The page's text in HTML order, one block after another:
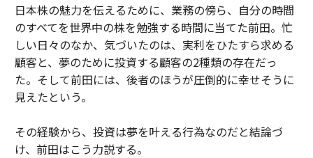
日本株の魅力を伝えるために、業務の傍ら、自分の時間
のすべてを世界中の株を勉強する時間に当てた前田。忙
しい日々のなか、気づいたのは、実利をひたすら求める
顧客と、夢のために投資する顧客の2種類の存在だっ
た。そして前田には、後者のほうが圧倒的に幸せそうに
見えたという。
その経験から、投資は夢を叶える行為なのだと結論づ
け、前田はこう力説する。